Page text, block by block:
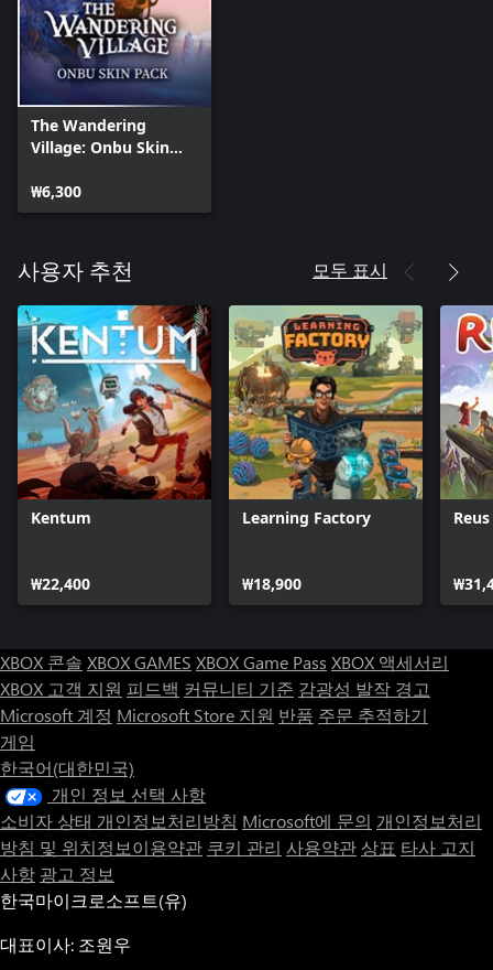
The Wandering
Village: Onbu Skin
₩6,300
사용자 추천 모두 표시
Kentum
₩22,400
Learning Factory
₩18,900
XBOX 콘솔 XBOX GAMES XBOX Game Pass XBOX 액세서리
XBOX 고객 지원 피드백 커뮤니티 기준 감광성 발작 경고
Microsoft 계정 Microsoft Store 지원 반품 주문 추적하기
게임
한국어(대한민국)
개인 정보 선택 사항
소비자 상태 개인정보처리방침 Microsoft에 문의 개인정보처리
방침 및 위치정보이용약관 쿠키 관리 사용약관 상표 타사 고지
사항 광고 정보
한국마이크로소프트(유)
대표이사: 조원우